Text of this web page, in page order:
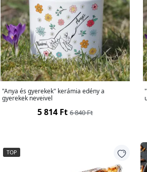
"Anya és gyerekek" kerámia edény a
gyerekek neveivel
5 814 Ft 6 840 Ft
TOP